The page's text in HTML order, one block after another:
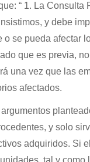
“ 1. La Consulta
y debe
o se pueda afectar
que es previa,
una vez que las
afectados.
y solo
adquiridos. Si